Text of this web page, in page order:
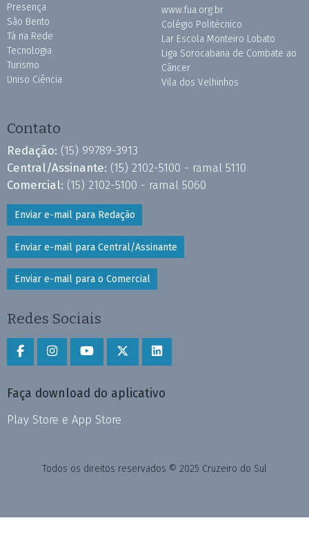
Presença
São Bento
Tá na Rede
Tecnologia
Turismo
Uniso Ciência
www.fua.org.br
Colégio Politécnico
Lar Escola Monteiro Lobato
Liga Sorocabana de Combate ao
Câncer
Vila dos Velhinhos
Contato
Redação: (15) 99789-3913
Central/Assinante: (15) 2102-5100 - ramal 5110
Comercial: (15) 2102-5100 - ramal 5060
Enviar e-mail para Redação
Enviar e-mail para Central/Assinante
Enviar e-mail para o Comercial
Redes Sociais
Faça download do aplicativo
Play Store e App Store
Todos os direitos reservados © 2025 Cruzeiro do Sul